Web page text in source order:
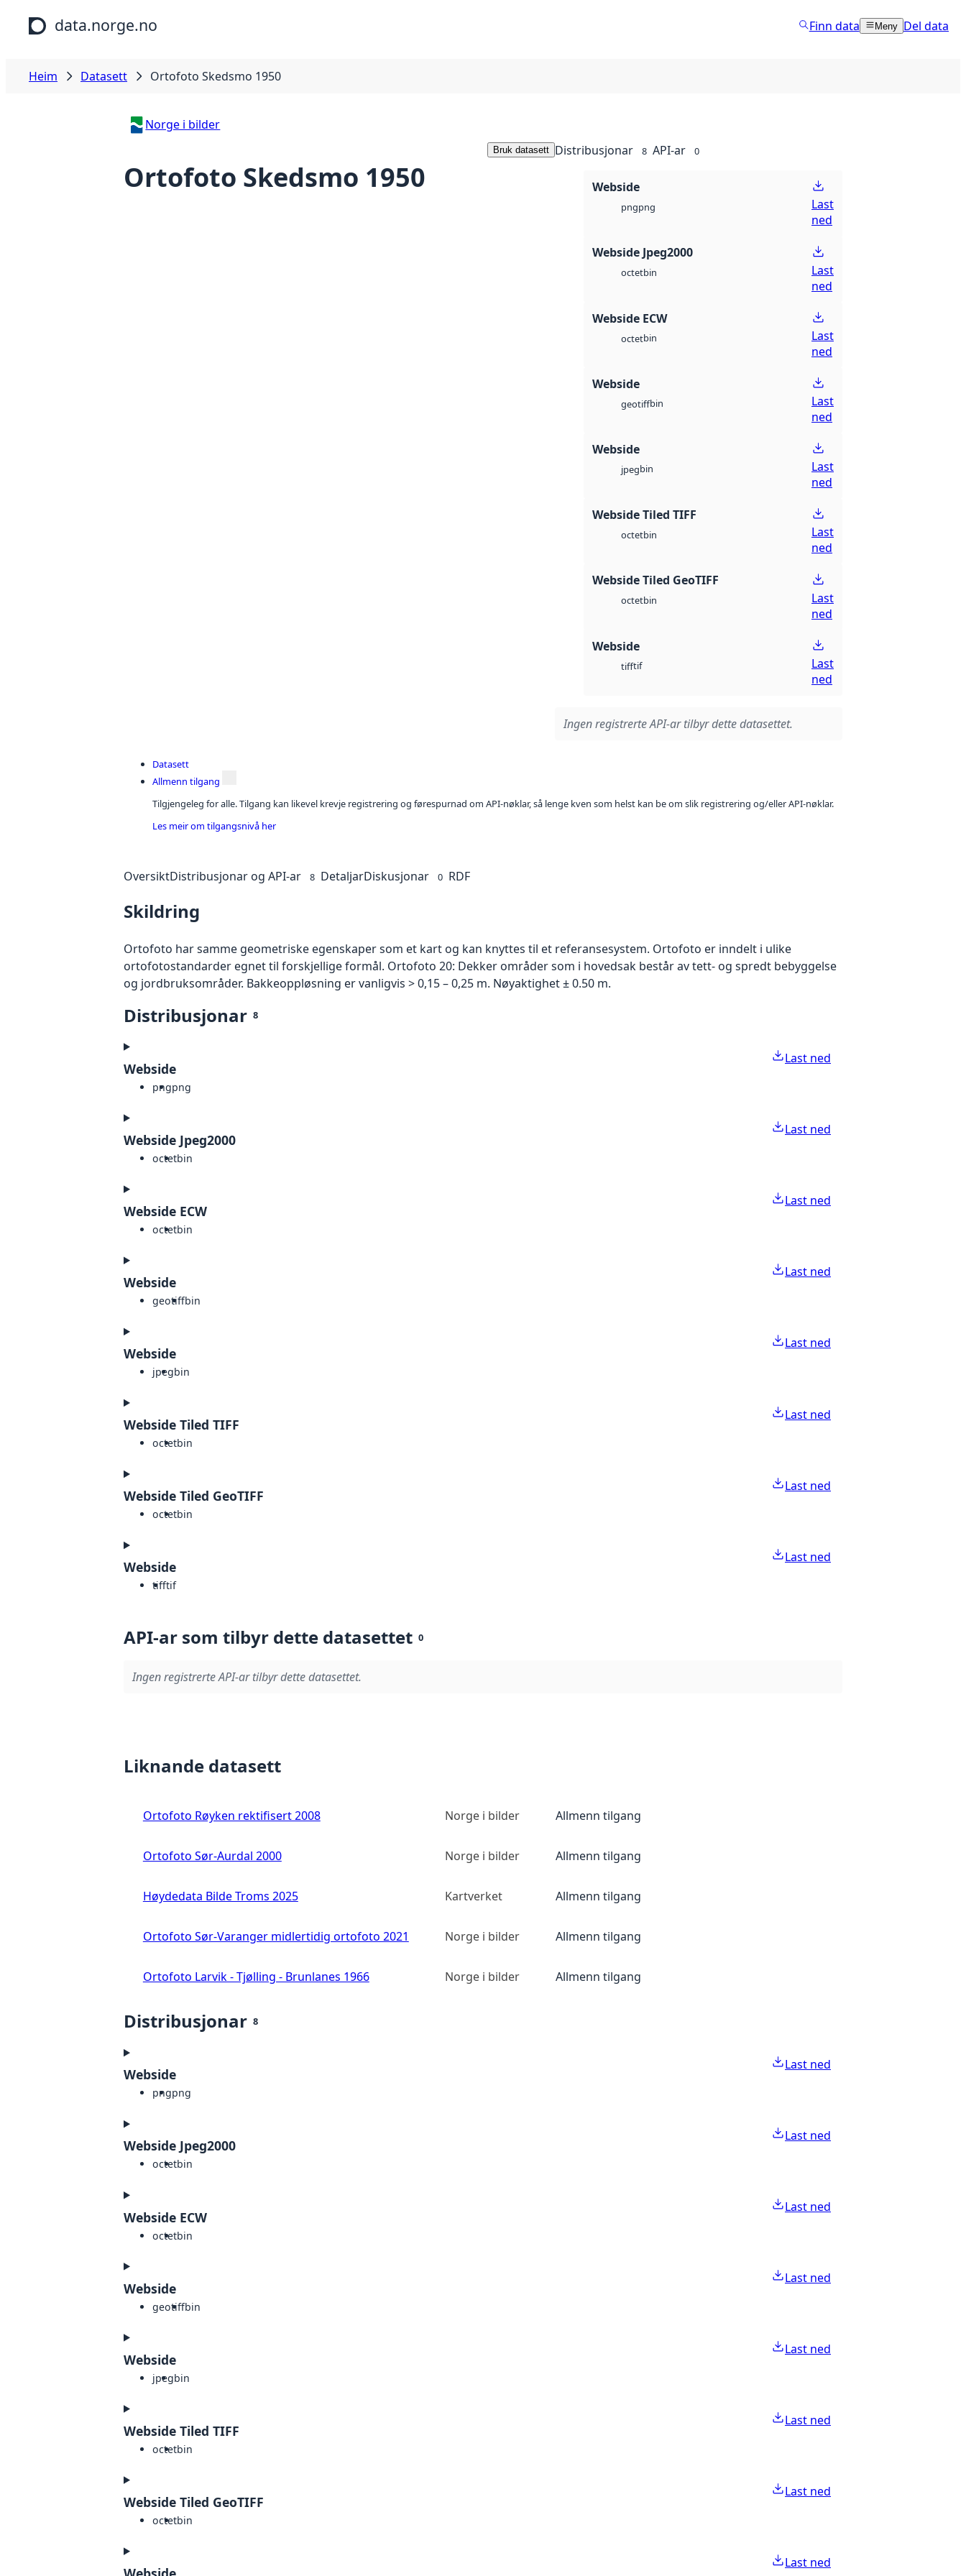
Hopp til hovudinnhald
data.norge.no Finn data Meny Del data
Heim Datasett Ortofoto Skedsmo 1950
Norge i bilder
Ortofoto Skedsmo 1950
Bruk datasett Distribusjonar 8 API-ar 0
Webside
pngpng
Last
ned
Webside Jpeg2000
octetbin
Last
ned
Webside ECW
octetbin
Last
ned
Webside
geotiffbin
Last
ned
Webside
jpegbin
Last
ned
Webside Tiled TIFF
octetbin
Last
ned
Webside Tiled GeoTIFF
octetbin
Last
ned
Webside
tifftif
Last
ned
Ingen registrerte API-ar tilbyr dette datasettet.
Datasett
Allmenn tilgang
Tilgjengeleg for alle. Tilgang kan likevel krevje registrering og førespurnad om API-nøklar, så lenge kven som helst kan be om slik registrering og/eller API-nøklar.
Les meir om tilgangsnivå her
OversiktDistribusjonar og API-ar 8 DetaljarDiskusjonar 0 RDF
Skildring
Ortofoto har samme geometriske egenskaper som et kart og kan knyttes til et referansesystem. Ortofoto er inndelt i ulike
ortofotostandarder egnet til forskjellige formål. Ortofoto 20: Dekker områder som i hovedsak består av tett- og spredt bebyggelse
og jordbruksområder. Bakkeoppløsning er vanligvis > 0,15 – 0,25 m. Nøyaktighet ± 0.50 m.
Distribusjonar 8
Webside
pngpng
Last ned
Webside Jpeg2000
octetbin
Last ned
Webside ECW
octetbin
Last ned
Webside
geotiffbin
Last ned
Webside
jpegbin
Last ned
Webside Tiled TIFF
octetbin
Last ned
Webside Tiled GeoTIFF
octetbin
Last ned
Webside
tifftif
Last ned
API-ar som tilbyr dette datasettet 0
Ingen registrerte API-ar tilbyr dette datasettet.
Liknande datasett
Ortofoto Røyken rektifisert 2008 Norge i bilder Allmenn tilgang
Ortofoto Sør-Aurdal 2000 Norge i bilder Allmenn tilgang
Høydedata Bilde Troms 2025 Kartverket Allmenn tilgang
Ortofoto Sør-Varanger midlertidig ortofoto 2021 Norge i bilder Allmenn tilgang
Ortofoto Larvik - Tjølling - Brunlanes 1966 Norge i bilder Allmenn tilgang
Distribusjonar 8
Webside
pngpng
Last ned
Webside Jpeg2000
octetbin
Last ned
Webside ECW
octetbin
Last ned
Webside
geotiffbin
Last ned
Webside
jpegbin
Last ned
Webside Tiled TIFF
octetbin
Last ned
Webside Tiled GeoTIFF
octetbin
Last ned
Last ned